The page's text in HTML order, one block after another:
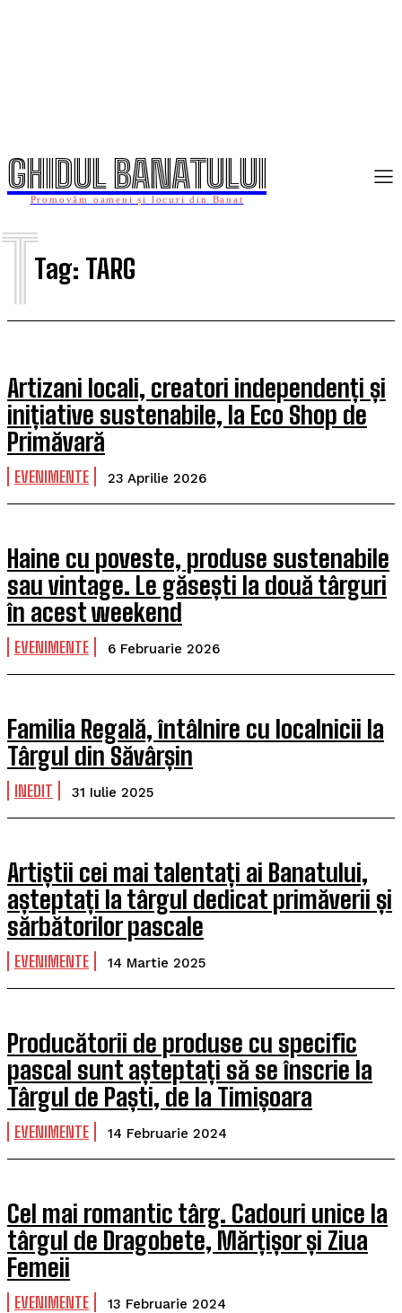
GHIDUL BANATULUI
Promovăm oameni și locuri din Banat
Tag: TARG
T
Artizani locali, creatori independenți și
inițiative sustenabile, la Eco Shop de
Primăvară
EVENIMENTE 23 Aprilie 2026
Haine cu poveste, produse sustenabile
sau vintage. Le găsești la două târguri
în acest weekend
EVENIMENTE 6 Februarie 2026
Familia Regală, întâlnire cu localnicii la
Târgul din Săvârșin
INEDIT 31 Iulie 2025
Artiștii cei mai talentați ai Banatului,
așteptați la târgul dedicat primăverii și
sărbătorilor pascale
EVENIMENTE 14 Martie 2025
Producătorii de produse cu specific
pascal sunt așteptați să se înscrie la
Târgul de Paști, de la Timișoara
EVENIMENTE 14 Februarie 2024
Cel mai romantic târg. Cadouri unice la
târgul de Dragobete, Mărțișor și Ziua
Femeii
EVENIMENTE 13 Februarie 2024